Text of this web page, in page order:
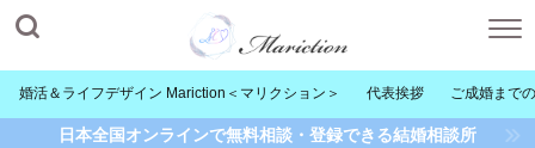
婚活＆ライフデザイン Mariction＜マリクション＞ 代表挨拶 ご成婚まで
日本全国オンラインで無料相談・登録できる結婚相談所